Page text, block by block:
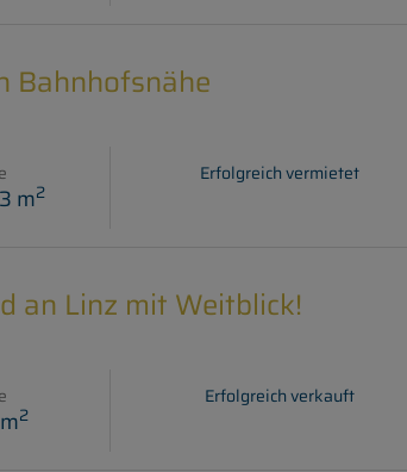
Bahnhofsnähe
m2
Erfolgreich vermietet
an Linz mit Weitblick!
2
Erfolgreich verkauft